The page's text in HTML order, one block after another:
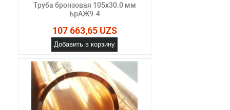
Труба бронзовая 105х30.0 мм
БрАЖ9-4
107 663,65 UZS
Добавить в корзину